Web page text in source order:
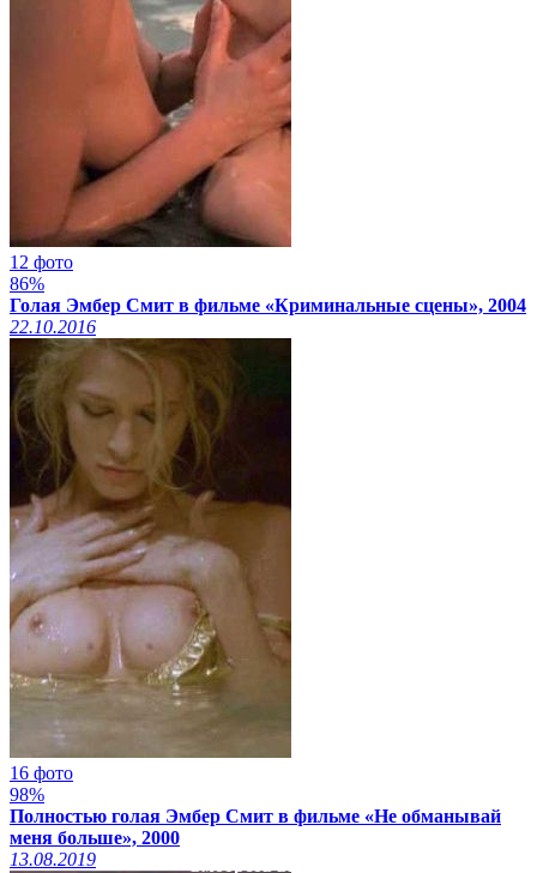
12 фото
86%
Голая Эмбер Смит в фильме «Криминальные сцены», 2004
22.10.2016
16 фото
98%
Полностью голая Эмбер Смит в фильме «Не обманывай
меня больше», 2000
13.08.2019